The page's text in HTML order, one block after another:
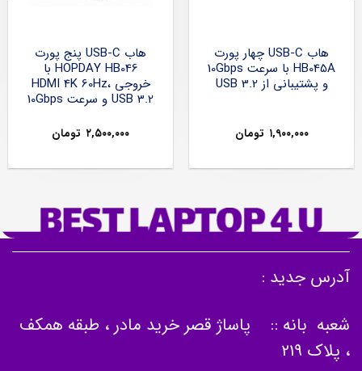
هاب USB-C چهار پورت
HB045A با سرعت 10Gbps
و پشتیبانی از USB 3.2
۱,۹۰۰,۰۰۰ تومان
هاب USB-C پنج پورت
HOPDAY HB046 با
خروجی HDMI 4K 60Hz،
USB 3.2 و سرعت 10Gbps
۲,۵۰۰,۰۰۰ تومان
آدرس جدید :
شعبه بانه :: پاساژ قصر خرید مادر ، طبقه همکف
، پلاک 219